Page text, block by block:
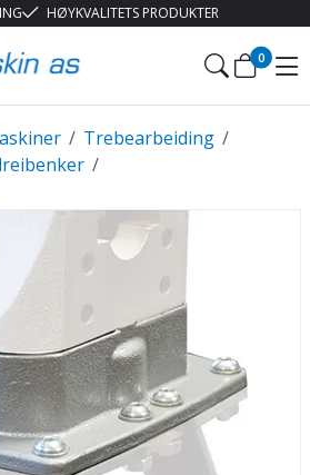
HØYKVALITETS PRODUKTER
0
/ /
Trebearbeiding
/